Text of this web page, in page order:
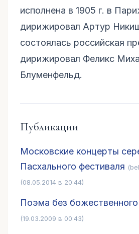
исполнена в 1905 г. в
дирижировал Артур
состоялась российская
дирижировал Феликс
Блуменфельд.
Публикации
Московские концерты
Пасхального фестиваля
(08.05.2014 в 20:44)
Поэма без божественного
(19.03.2009 в 00:43)